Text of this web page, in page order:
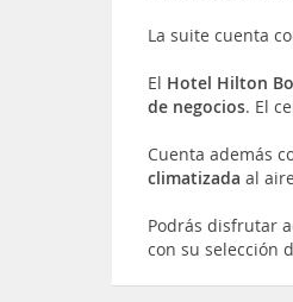
La suite cuenta
El Hotel Hilton
de negocios. El
Cuenta además
climatizada al
Podrás disfrutar
con su selección